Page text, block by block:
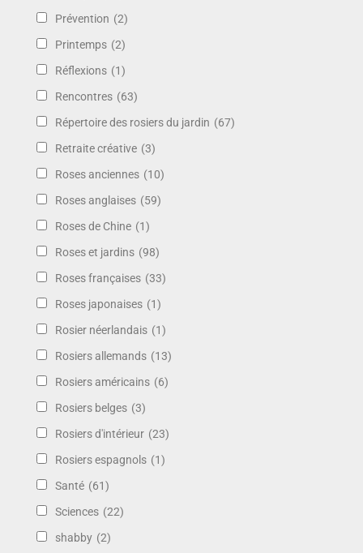
Prévention (2)
Printemps (2)
Réflexions (1)
Rencontres (63)
Répertoire des rosiers du jardin (67)
Retraite créative (3)
Roses anciennes (10)
Roses anglaises (59)
Roses de Chine (1)
Roses et jardins (98)
Roses françaises (33)
Roses japonaises (1)
Rosier néerlandais (1)
Rosiers allemands (13)
Rosiers américains (6)
Rosiers belges (3)
Rosiers d'intérieur (23)
Rosiers espagnols (1)
Santé (61)
Sciences (22)
shabby (2)